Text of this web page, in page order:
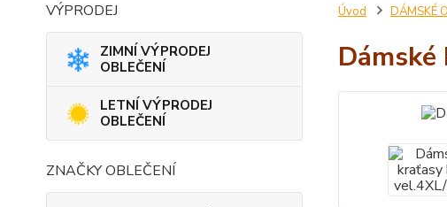
VÝPRODEJ
ZIMNÍ VÝPRODEJ
OBLEČENÍ
LETNÍ VÝPRODEJ
OBLEČENÍ
ZNAČKY OBLEČENÍ
Úvod DÁMSKÉ